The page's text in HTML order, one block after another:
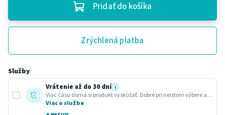
Pridať do košíka
Zrýchlená platba
Služby
Vrátenie až do 30 dní i
Viac času doma si produkt vyskúšať. Dobré pri neistom výbere alebo darčeku.
Viac o službe